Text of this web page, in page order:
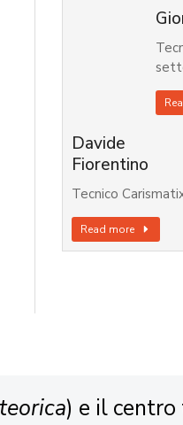
Davide
Fiorentino
Tecnico
Read more
) e il centro